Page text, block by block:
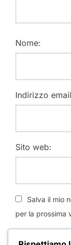
Nome:
Indirizzo
Sito web:
Salva il mio
per la prossima